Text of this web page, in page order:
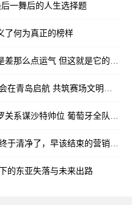
一舞后的人生选择题
了何为真正的榜样
点运气 但这就是它的魅力所在
岛启航 共筑赛场文明新生态
沙特帅位 葡萄牙全队离心离德
清净了，早该结束的营销闹剧
的东亚失落与未来出路